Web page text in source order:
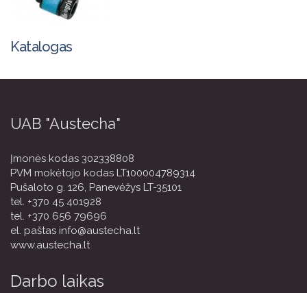
Katalogas
UAB "Austecha"
Įmonės kodas 302338808
PVM mokėtojo kodas LT100004789314
Pušaloto g. 126, Panevėžys LT-35101
tel. +370 45 401928
tel. +370 656 79696
el. paštas info@austecha.lt
www.austecha.lt
Darbo laikas